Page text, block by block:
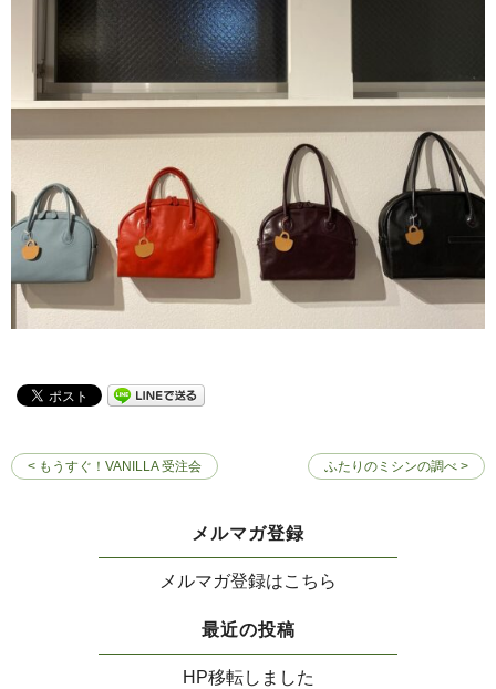
< もうすぐ！VANILLA 受注会 ふたりのミシンの調べ >
メルマガ登録
メルマガ登録はこちら
最近の投稿
HP移転しました